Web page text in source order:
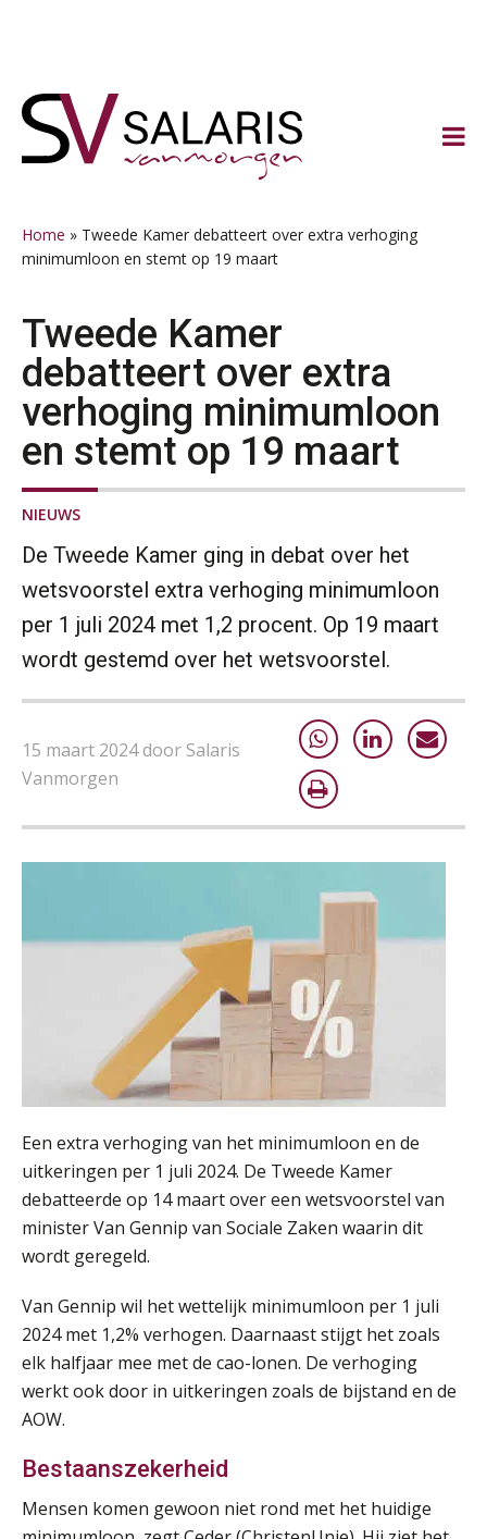
naar
hoofdnavigatie
naar
hoofd
naar
eerste
naar
voettekst
Home » Tweede Kamer debatteert over extra verhoging
minimumloon en stemt op 19 maart
Tweede Kamer
debatteert over extra
verhoging minimumloon
en stemt op 19 maart
NIEUWS
De Tweede Kamer ging in debat over het
wetsvoorstel extra verhoging minimumloon
per 1 juli 2024 met 1,2 procent. Op 19 maart
wordt gestemd over het wetsvoorstel.
15 maart 2024 door Salaris
Vanmorgen
Een extra verhoging van het minimumloon en de
uitkeringen per 1 juli 2024. De Tweede Kamer
debatteerde op 14 maart over een wetsvoorstel van
minister Van Gennip van Sociale Zaken waarin dit
wordt geregeld.
Van Gennip wil het wettelijk minimumloon per 1 juli
2024 met 1,2% verhogen. Daarnaast stijgt het zoals
elk halfjaar mee met de cao-lonen. De verhoging
werkt ook door in uitkeringen zoals de bijstand en de
AOW.
Bestaanszekerheid
Mensen komen gewoon niet rond met het huidige
07
11
AUG
Practical Diploma in Payroll Administration (PDL®)
Markus Verbeek Praehep
AUG
Markus Verbeek Praehep
17
Module Arbeidsrecht en Sociale Zekerheid VPS